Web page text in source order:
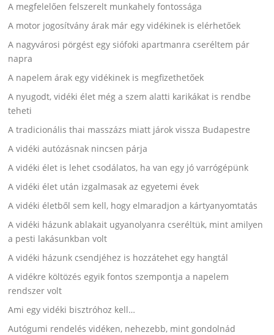
A megfelelően felszerelt munkahely fontossága
A motor jogosítvány árak már egy vidékinek is elérhetőek
A nagyvárosi pörgést egy siófoki apartmanra cseréltem pár
napra
A napelem árak egy vidékinek is megfizethetőek
A nyugodt, vidéki élet még a szem alatti karikákat is rendbe
teheti
A tradicionális thai masszázs miatt járok vissza Budapestre
A vidéki autózásnak nincsen párja
A vidéki élet is lehet csodálatos, ha van egy jó varrógépünk
A vidéki élet után izgalmasak az egyetemi évek
A vidéki életből sem kell, hogy elmaradjon a kártyanyomtatás
A vidéki házunk ablakait ugyanolyanra cseréltük, mint amilyen
a pesti lakásunkban volt
A vidéki házunk csendjéhez is hozzátehet egy hangtál
A vidékre költözés egyik fontos szempontja a napelem
rendszer volt
Ami egy vidéki bisztróhoz kell…
Autógumi rendelés vidéken, nehezebb, mint gondolnád